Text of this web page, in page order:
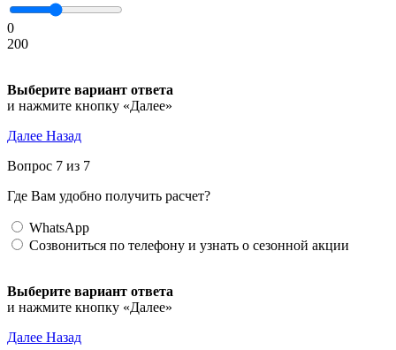
0
200
Выберите вариант ответа
и нажмите кнопку «Далее»
Далее Назад
Вопрос 7 из 7
Где Вам удобно получить расчет?
WhatsApp
Созвониться по телефону и узнать о сезонной акции
Выберите вариант ответа
и нажмите кнопку «Далее»
Далее Назад